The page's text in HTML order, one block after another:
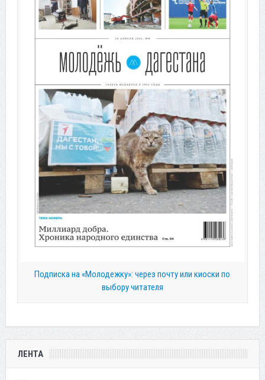
Подписка на «Молодежку»: через почту или киоски по
выбору читателя
ЛЕНТА